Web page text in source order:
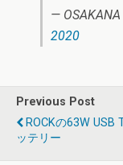
—
2020
Previous Post
ROCKの63W USB
ッテリー